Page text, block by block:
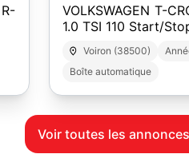
VOLKSWAGEN T-
1.0 TSI 110 Start/
Voiron (38500)
Boîte automatique
Voir toutes les